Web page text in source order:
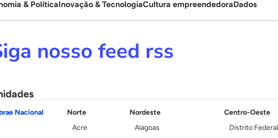
& PolíticaInovação & TecnologiaCultura empreendedoraDados
nosso feed rss
Nacional
Norte
Acre
Nordeste
Alagoas
Centro-Oeste
Distrito Federal